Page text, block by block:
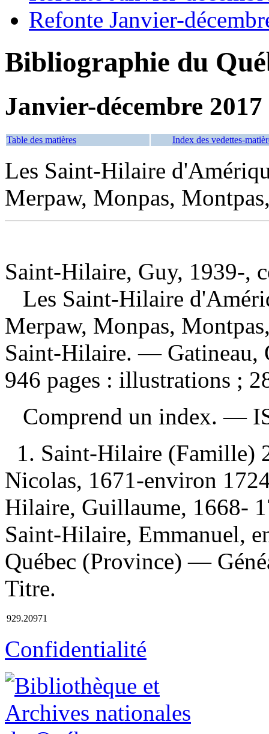
Refonte Janvier-
Bibliographie du
Janvier-décembre 2017
Table des matières Index des vedettes-
Les Saint-Hilaire
Merpaw, Monpas,
Saint-Hilaire, Guy, 1939-,
Les Saint-Hilaire
Merpaw, Monpas,
Saint-Hilaire. —
946 pages : illustrations ;
Comprend un index. —
1. Saint-Hilaire (Famille)
Nicolas, 1671-environ
Hilaire, Guillaume, 1668-
Saint-Hilaire, Emmanuel,
Québec (Province) —
Titre.
929.20971
Confidentialité